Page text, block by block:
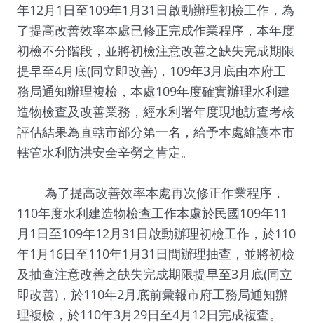
年12月1日至109年1月31日啟動辦理初檢工作，為
了提高改善效率本處已修正完成作業程序，本年度
初檢不分階段，並將初檢注意改善之缺失完成期限
提早至4月底(同立即改善)，109年3月底由本府工
務局通知辦理複檢，本處109年度確實辦理水利建
造物檢查及改善業務，經水利署年度現地訪查考核
評估結果為直轄市部分第一名，給予本處維護本市
轄管水利防洪安全辛勞之肯定。
為了提高改善效率本處再次修正作業程序，
110年度水利建造物檢查工作本處於民國109年11
月1日至109年12月31日啟動辦理初檢工作，於110
年1月16日至110年1月31日間辦理抽查，並將初檢
及抽查注意改善之缺失完成期限提早至3月底(同立
即改善)，於110年2月底前彙報市府工務局通知辦
理複檢，於110年3月29日至4月12日完成複查。